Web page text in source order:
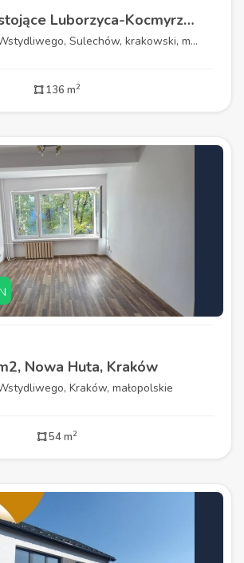
Domy wolnostojące Luborzyca-Kocmyrzów 136m,garaż
Sulechów, krakowski, małopolskie
136 m2
Nowa Huta, Kraków
Kraków, małopolskie
54 m2